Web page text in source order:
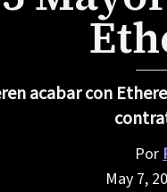
acabar con
Por
May 7,